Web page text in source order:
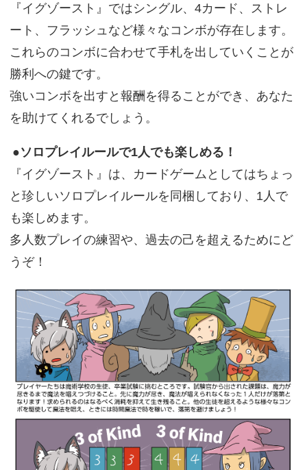
『イグゾースト』ではシングル、4カード、ストレ
ート、フラッシュなど様々なコンボが存在します。
これらのコンボに合わせて手札を出していくことが
勝利への鍵です。
強いコンボを出すと報酬を得ることができ、あなた
を助けてくれるでしょう。
●ソロプレイルールで1人でも楽しめる！
『イグゾースト』は、カードゲームとしてはちょっ
と珍しいソロプレイルールを同梱しており、1人で
も楽しめます。
多人数プレイの練習や、過去の己を超えるためにど
うぞ！